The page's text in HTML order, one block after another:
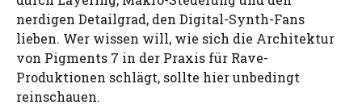
nerdigen Detailgrad, den Digital-Synth-Fans
lieben. Wer wissen will, wie sich die Architektur
von Pigments 7 in der Praxis für Rave-
Produktionen schlägt, sollte hier unbedingt
reinschauen.